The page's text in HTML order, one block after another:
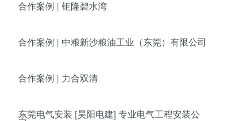
合作案例 | 钜隆碧水湾
合作案例 | 中粮新沙粮油工业（东莞）有限公司
合作案例 | 力合双清
东莞电气安装 [昊阳电建] 专业电气工程安装公